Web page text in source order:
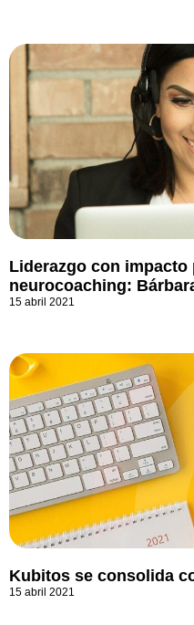
Liderazgo con
neurocoaching:
15 abril 2021
Kubitos se consolida
15 abril 2021